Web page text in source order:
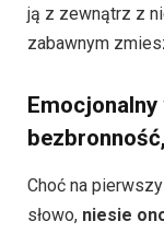
ją z zewnątrz z
zabawnym
Emocjonalny
Choć na
słowo, niesie